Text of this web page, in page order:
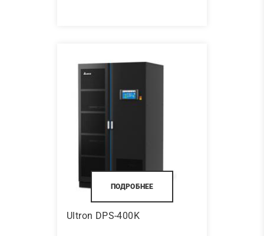
Ultron DPS-400K
ПОДРОБНЕЕ